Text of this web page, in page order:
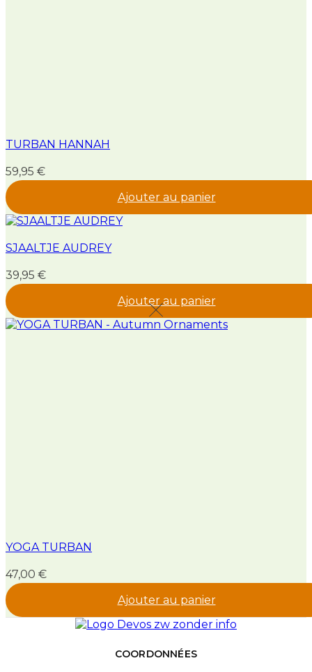
TURBAN HANNAH
59,95 €
Ajouter au panier
SJAALTJE AUDREY
39,95 €
Ajouter au panier
YOGA TURBAN
47,00 €
Ajouter au panier
COORDONNÉES